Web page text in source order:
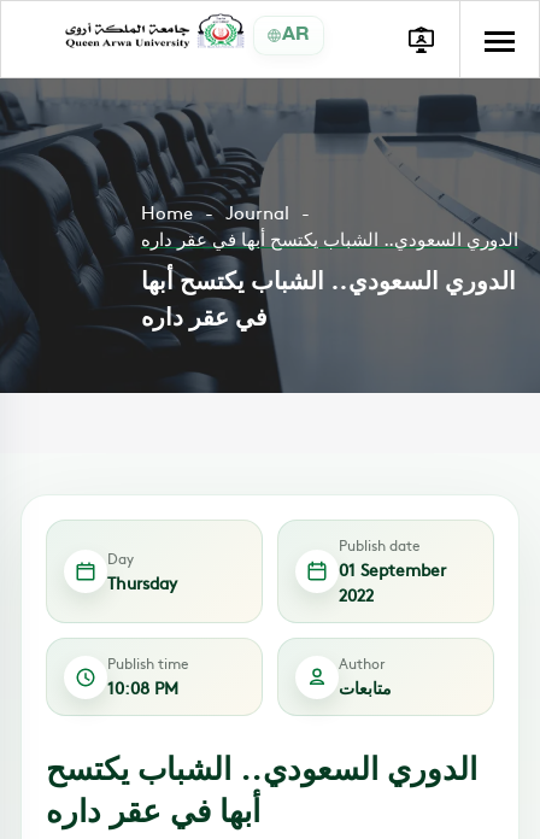
AR
Home
Journal
الدوري السعودي.. الشباب يكتسح أبها في عقر داره
الدوري السعودي.. الشباب يكتسح أبها
في عقر داره
Day
Thursday
Publish date
01 September
2022
Publish time
10:08 PM
Author
متابعات
الدوري السعودي.. الشباب يكتسح
أبها في عقر داره